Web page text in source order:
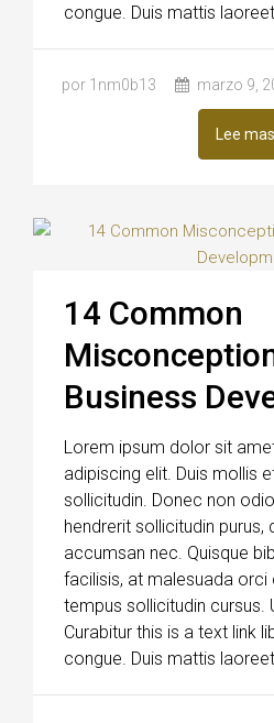
congue. Duis mattis
por 1nm0b13 marzo 9,
Lee mas
14 Common
Business
Lorem ipsum dolor sit
adipiscing elit. Duis mollis
sollicitudin. Donec non
hendrerit sollicitudin purus,
accumsan nec. Quisque
facilisis, at malesuada orci
tempus sollicitudin cursus.
Curabitur this is a text link
congue. Duis mattis